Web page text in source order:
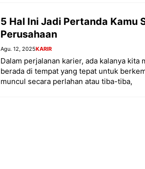
5 Hal Ini Jadi Pertanda Kamu
Perusahaan
Agu. 12, 2025KARIR
Dalam perjalanan karier, ada kalanya kita
berada di tempat yang tepat untuk
muncul secara perlahan atau tiba-tiba,